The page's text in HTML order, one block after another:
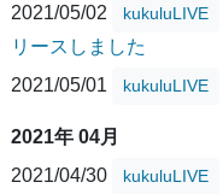
2021/05/02
kukuluLIVE
リースしました
2021/05/01
kukuluLIVE
2021年 04月
2021/04/30
kukuluLIVE